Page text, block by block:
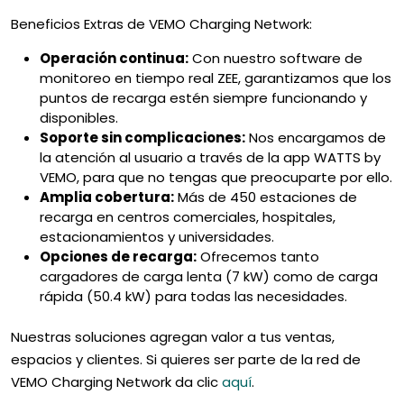
Beneficios Extras de VEMO Charging Network:
Operación continua:Con nuestro software de
monitoreo en tiempo real ZEE, garantizamos que los
puntos de recarga estén siempre funcionando y
disponibles.
Soporte sin complicaciones:Nos encargamos de
la atención al usuario a través de la app WATTS by
VEMO, para que no tengas que preocuparte por ello.
Amplia cobertura:Más de 450 estaciones de
recarga en centros comerciales, hospitales,
estacionamientos y universidades.
Opciones de recarga:Ofrecemos tanto
cargadores de carga lenta (7 kW) como de carga
rápida (50.4 kW) para todas las necesidades.
Nuestras soluciones agregan valor a tus ventas,
espacios y clientes. Si quieres ser parte de la red de
VEMO Charging Network da clicaquí.